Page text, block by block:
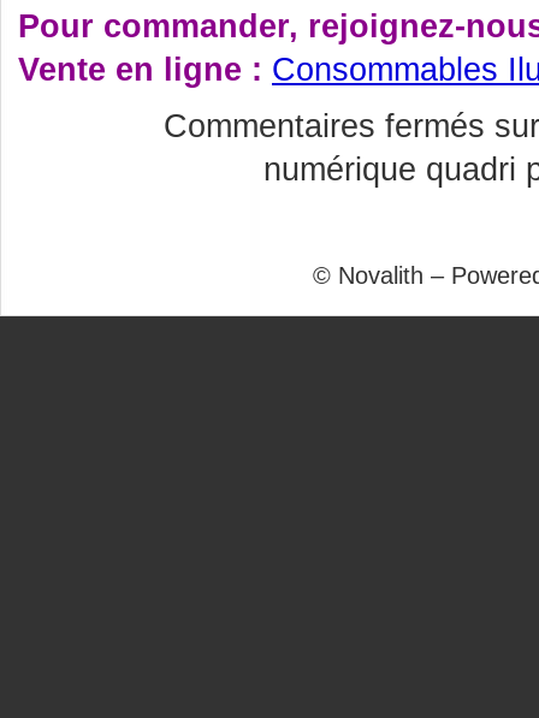
Pour commander, rejoignez-
Vente en ligne : Consommables
Commentaires fermés
numérique quadri
© Novalith –